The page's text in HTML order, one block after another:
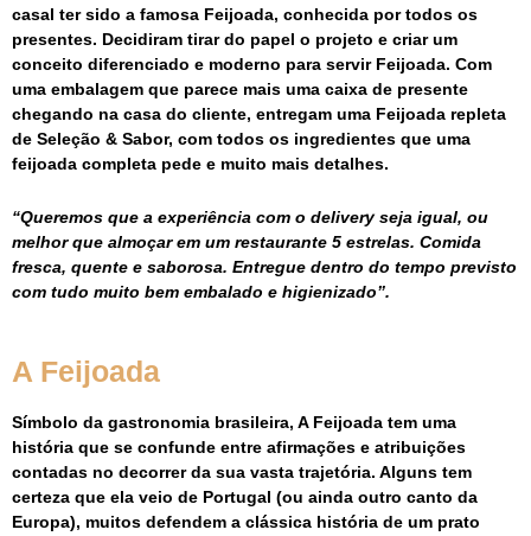
casal ter sido a famosa Feijoada, conhecida por todos os
presentes. Decidiram tirar do papel o projeto e criar um
conceito diferenciado e moderno para servir Feijoada. Com
uma embalagem que parece mais uma caixa de presente
chegando na casa do cliente, entregam uma Feijoada repleta
de Seleção & Sabor, com todos os ingredientes que uma
feijoada completa pede e muito mais detalhes.
“Queremos que a experiência com o delivery seja igual, ou
melhor que almoçar em um restaurante 5 estrelas. Comida
fresca, quente e saborosa. Entregue dentro do tempo previsto
com tudo muito bem embalado e higienizado”.
A Feijoada
Símbolo da gastronomia brasileira, A Feijoada tem uma
história que se confunde entre afirmações e atribuições
contadas no decorrer da sua vasta trajetória. Alguns tem
certeza que ela veio de Portugal (ou ainda outro canto da
Europa), muitos defendem a clássica história de um prato